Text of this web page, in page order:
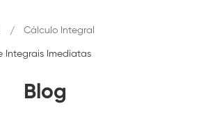
Blog
Cálculo Integral
Integrais Imediatas